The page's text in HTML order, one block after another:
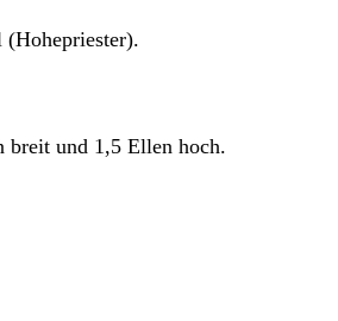
breit und 1,5 Ellen hoch.